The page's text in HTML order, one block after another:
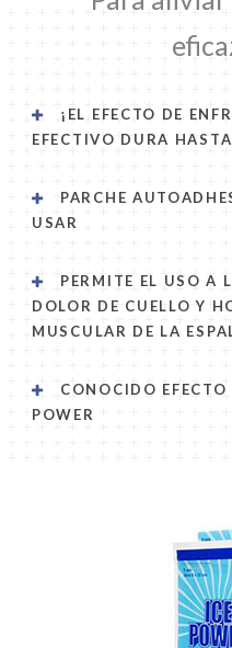
¡EL EFECTO DE
EFECTIVO DURA
PARCHE
USAR
PERMITE EL USO A
DOLOR DE CUELLO Y
MUSCULAR DE LA
CONOCIDO
POWER